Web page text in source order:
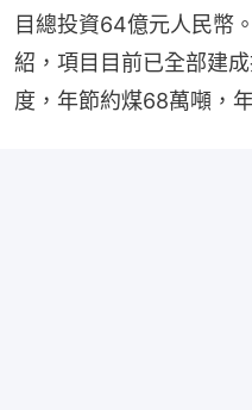
目總投資64億元人民幣
紹，項目目前已全部建
度，年節約煤68萬噸，